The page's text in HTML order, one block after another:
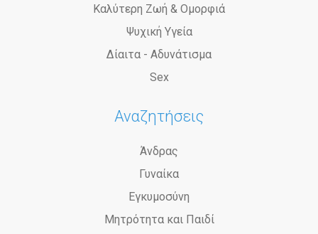
Καλύτερη Ζωή & Ομορφιά
Ψυχική Υγεία
Δίαιτα - Αδυνάτισμα
Sex
Αναζητήσεις
Άνδρας
Γυναίκα
Εγκυμοσύνη
Μητρότητα και Παιδί